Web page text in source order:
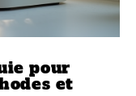
pour
et